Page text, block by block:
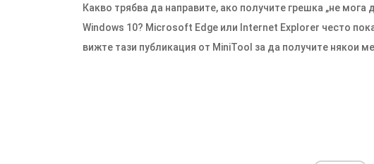
Какво трябва да направите, ако получите грешка „не мога
Windows 10? Microsoft Edge или Internet Explorer често
вижте тази публикация от MiniTool за да получите някои